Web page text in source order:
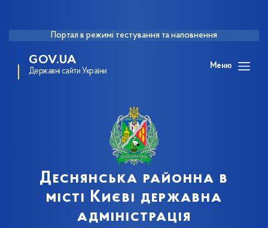
Портал в режимі тестування та наповнення
GOV.UA
Державні сайти України
Меню
Деснянська районна в
місті Києві державна
адміністрація